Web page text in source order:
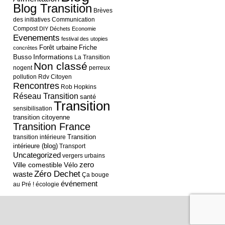
Blog Transition Brèves
des initiatives Communication
Compost DIY Déchets Economie
Evenements festival des utopies
concrètes Forêt urbaine Friche
Busso Informations La Transition
nogent Non classé perreux
pollution Rdv Citoyen
Rencontres Rob Hopkins
Réseau Transition santé
sensibilisation Transition
transition citoyenne
Transition France
transition intérieure Transition
intérieure (blog) Transport
Uncategorized vergers urbains
Ville comestibleVélozero
wasteZéro Dechet Ça bouge
au Pré ! écologie événement